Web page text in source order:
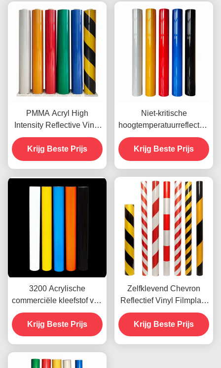
PMMA Acryl High
Intensity Reflective Vinyl
voor straatborden
Krijg Beste Prijs
Niet-kritische
vinylfilm, ingenieursgraad
OEM
Krijg Beste Prijs
3200 Acrylische
commerciële kleefstof van
vinyl met reflecterende
folie
Krijg Beste Prijs
Zelfklevend Chevron
Reflectief Vinyl Filmplaat
Vinyl Roll Reclame
Kwaliteit
Krijg Beste Prijs